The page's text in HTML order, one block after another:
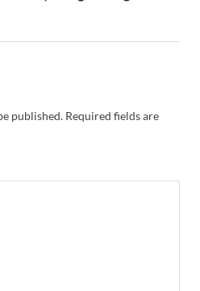
published. Required fields are